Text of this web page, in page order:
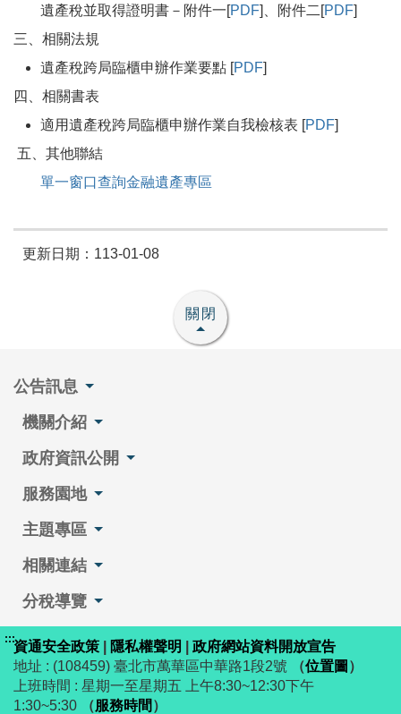
遺產稅並取得證明書－附件一[PDF]、附件二[PDF]
三、相關法規
遺產稅跨局臨櫃申辦作業要點 [PDF]
四、相關書表
適用遺產稅跨局臨櫃申辦作業自我檢核表 [PDF]
五、其他聯結
單一窗口查詢金融遺產專區
更新日期：113-01-08
關閉
公告訊息
機關介紹
政府資訊公開
服務園地
主題專區
相關連結
分稅導覽
:::資通安全政策 隱私權聲明
政府網站資料開放宣告
地址 : (108459) 臺北市萬華區中華路1段2號
（位置圖 ）
上班時間 : 星期一至星期五 上午8:30~12:30下午
1:30~5:30
（服務時間 ）